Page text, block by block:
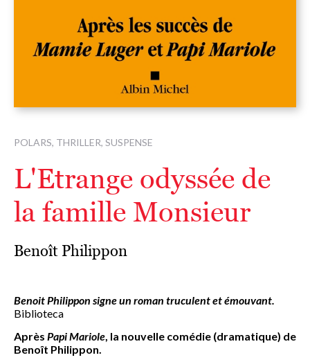
POLARS, THRILLER, SUSPENSE
L'Etrange odyssée de
la famille Monsieur
Benoît Philippon
Benoit Philippon signe un roman truculent et émouvant.
Biblioteca
Après Papi Mariole , la nouvelle comédie (dramatique) de
Benoît Philippon.